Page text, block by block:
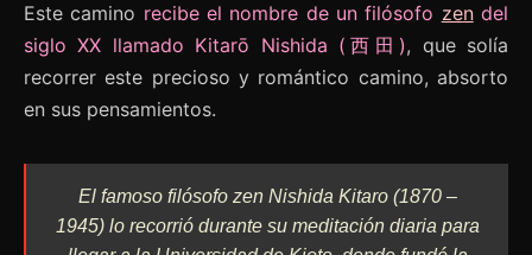
Este camino recibe el nombre de un filósofo zen del
siglo XX llamado Kitarō Nishida (西田), que solía
recorrer este precioso y romántico camino, absorto
en sus pensamientos.
El famoso filósofo zen Nishida Kitaro (1870 –
1945) lo recorrió durante su meditación diaria para